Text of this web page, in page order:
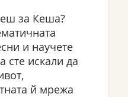
за Кеша?
и научете
сте искали да
й мрежа